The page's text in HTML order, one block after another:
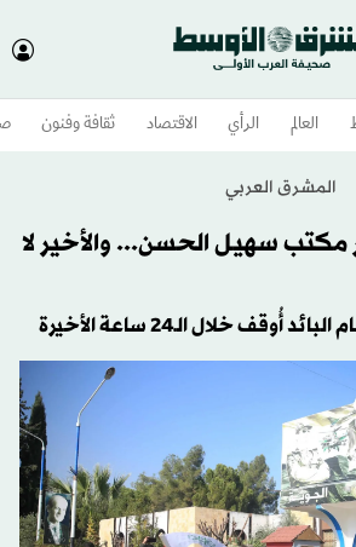
العالم الرأي الاقتصاد ثقافة وفنون
المشرق العربي
سهيل الحسن... والأخير لا
خلال الـ24 ساعة الأخيرة